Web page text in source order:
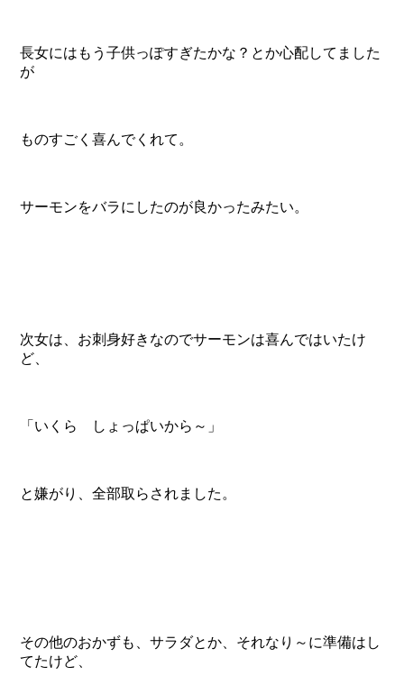
長女にはもう子供っぽすぎたかな？とか心配してました
が
ものすごく喜んでくれて。
サーモンをバラにしたのが良かったみたい。
次女は、お刺身好きなのでサーモンは喜んではいたけ
ど、
「いくら しょっぱいから～」
と嫌がり、全部取らされました。
その他のおかずも、サラダとか、それなり～に準備はし
てたけど、